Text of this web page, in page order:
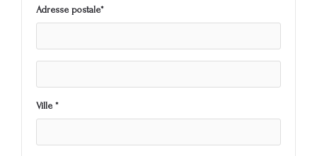
Adresse postale*
Ville *